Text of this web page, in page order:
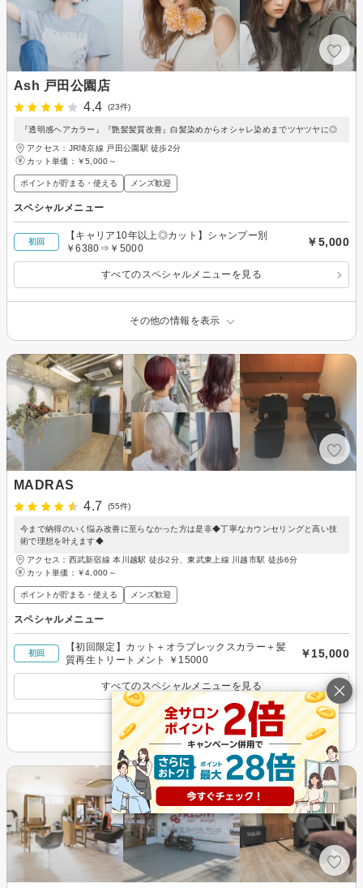
Ash 戸田公園店
4.4
(23件)
『透明感ヘアカラー』『艶髪髪質改善』白髪染めからオシャレ染めまでツヤツヤに◎
アクセス：JR埼京線 戸田公園駅 徒歩2分
カット単価： ￥5,000～
ポイントが貯まる・使える メンズ歓迎
スペシャルメニュー
初回
【キャリア10年以上◎カット】シャンプー別
￥6380⇒￥5000
￥5,000
すべてのスペシャルメニューを見る
その他の情報を表示
MADRAS
4.7
(55件)
今まで納得のいく悩み改善に至らなかった方は是非◆丁寧なカウンセリングと高い技
術で理想を叶えます◆
アクセス：西武新宿線 本川越駅 徒歩2分、東武東上線 川越市駅 徒歩6分
カット単価： ￥4,000～
ポイントが貯まる・使える メンズ歓迎
スペシャルメニュー
初回
【初回限定】カット＋オラプレックスカラー＋髪
質再生トリートメント ￥15000
￥15,000
すべてのスペシャルメニューを見る
その他の情報を表示